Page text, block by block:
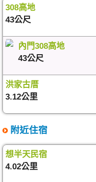
308高地
43公尺
內門308高地
43公尺
洪家古厝
3.12公里
附近住宿
想半天民宿
4.02公里